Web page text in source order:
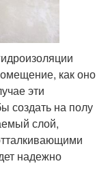
как оно
эти
создать на полу
слой,
надежно